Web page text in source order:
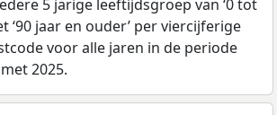
5 jarige leeftijdsgroep van ‘0 tot
‘90 jaar en ouder’ per viercijferige
voor alle jaren in de periode
2025.